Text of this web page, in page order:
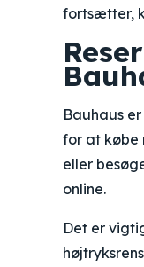
fortsætter,
Bauhaus
for at købe
eller
online.
Det er